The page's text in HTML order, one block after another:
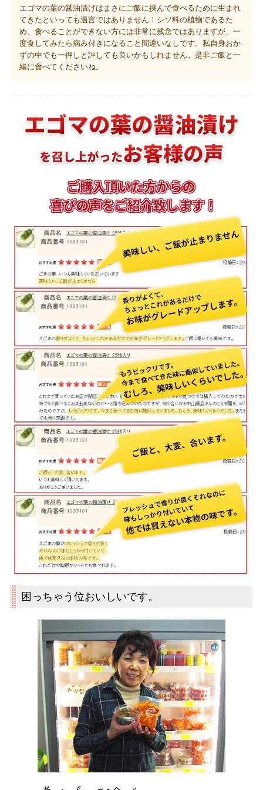
エゴマの葉の醤油漬けはまさにご飯に挟んで食べるために生まれ
てきたといっても過言ではありません！シソ科の植物であるた
め、食べることができない方には非常に残念ではありますが、一
度食してみたら病み付きになること間違いなしです。私自身おか
ずの中でも一押しと評しても良いかもしれません。是非ご飯と一
緒に食べてくださいね。
困っちゃう位おいしいです。